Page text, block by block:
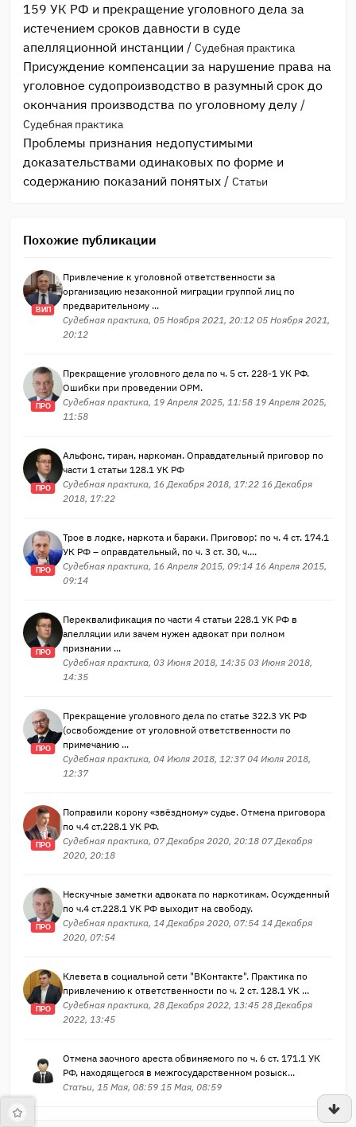
159 УК РФ и прекращение уголовного дела за
истечением сроков давности в суде
апелляционной инстанции / Судебная практика
Присуждение компенсации за нарушение права на
уголовное судопроизводство в разумный срок до
окончания производства по уголовному делу /
Судебная практика
Проблемы признания недопустимыми
доказательствами одинаковых по форме и
содержанию показаний понятых / Статьи
Похожие публикации
ВИП
Привлечение к уголовной ответственности за
организацию незаконной миграции группой лиц по
предварительному ...
Судебная практика, 05 Ноября 2021, 20:12 05 Ноября 2021,
20:12
ПРО
Прекращение уголовного дела по ч. 5 ст. 228-1 УК РФ.
Ошибки при проведении ОРМ.
Судебная практика, 19 Апреля 2025, 11:58 19 Апреля 2025,
11:58
ПРО
Альфонс, тиран, наркоман. Оправдательный приговор по
части 1 статьи 128.1 УК РФ
Судебная практика, 16 Декабря 2018, 17:22 16 Декабря
2018, 17:22
ПРО
Трое в лодке, наркота и бараки. Приговор: по ч. 4 ст. 174.1
УК РФ – оправдательный, по ч. 3 ст. 30, ч....
Судебная практика, 16 Апреля 2015, 09:14 16 Апреля 2015,
09:14
ПРО
Переквалификация по части 4 статьи 228.1 УК РФ в
апелляции или зачем нужен адвокат при полном
признании ...
Судебная практика, 03 Июня 2018, 14:35 03 Июня 2018,
14:35
ПРО
Прекращение уголовного дела по статье 322.3 УК РФ
(освобождение от уголовной ответственности по
примечанию ...
Судебная практика, 04 Июля 2018, 12:37 04 Июля 2018,
12:37
ПРО
Поправили корону «звёздному» судье. Отмена приговора
по ч.4 ст.228.1 УК РФ.
Судебная практика, 07 Декабря 2020, 20:18 07 Декабря
2020, 20:18
ПРО
Нескучные заметки адвоката по наркотикам. Осужденный
по ч.4 ст.228.1 УК РФ выходит на свободу.
Судебная практика, 14 Декабря 2020, 07:54 14 Декабря
2020, 07:54
ПРО
Клевета в социальной сети "ВКонтакте". Практика по
привлечению к ответственности по ч. 2 ст. 128.1 УК ...
Судебная практика, 28 Декабря 2022, 13:45 28 Декабря
2022, 13:45
Отмена заочного ареста обвиняемого по ч. 6 ст. 171.1 УК
РФ, находящегося в межгосударственном розыск...
Статьи, 15 Мая, 08:59 15 Мая, 08:59